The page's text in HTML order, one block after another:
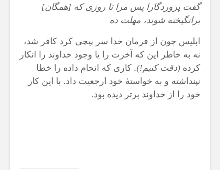
گفت پروردگارا پس مرا تا روزى كه [همگان‏]
برانگيخته شوند، مهلت ده‏
ابلیس چون از فرمان خدا سر پیچی کرد کافر شد،
نه به خاطر این که آخرت را یا وجود خداوند را انکار
کرده (دقت کنیم!). کاری که انجام داده را خطا
نپنداشته و به خواستۀ خود ارجعیت داد. با این کار
خود را از خداوند برتر دیده بود.